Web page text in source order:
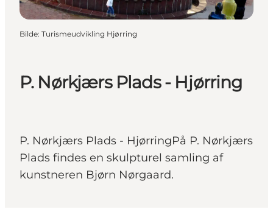
P. Nørkjærs Plads - Hjørring
P. Nørkjærs Plads - HjørringPå P. Nørkjærs
Plads findes en skulpturel samling af
kunstneren Bjørn Nørgaard.
Bilde: Turismeudvikling Hjørring